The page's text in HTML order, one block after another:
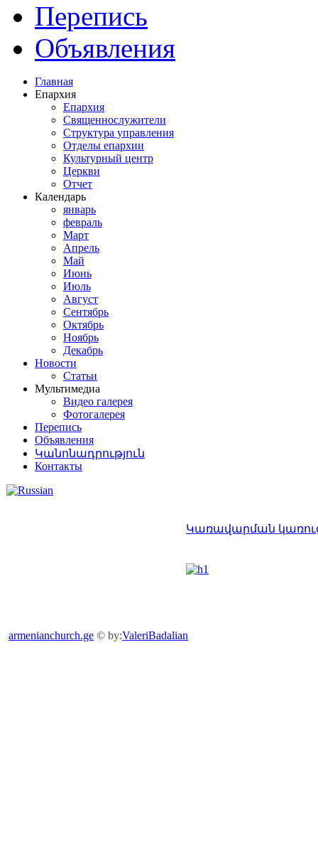
Перепись
Объявления
Главная
Епархия
Епархия
Священнослужители
Структура управления
Отделы епархии
Культурный центр
Церкви
Отчет
Календарь
январь
февраль
Март
Апрель
Май
Июнь
Июль
Август
Сентябрь
Октябрь
Ноябрь
Декабрь
Новости
Статьи
Мультимедиа
Видео галерея
Фотогалерея
Перепись
Объявления
Կանոնադրություն
Контакты
Կառավարման
armenianchurch.ge © by:ValeriBadalian